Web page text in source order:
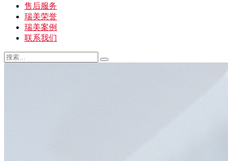
售后服务
瑞美荣誉
瑞美案例
联系我们